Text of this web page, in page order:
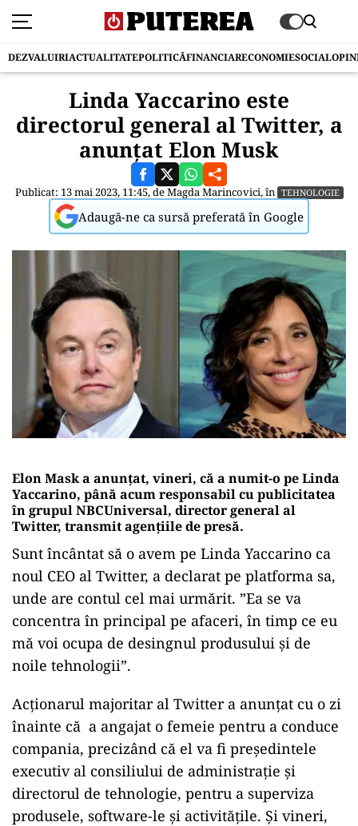
DEZVALUIRIACTUALITATEPOLITICĂFINANCIARECONOMIESOCIAL
Linda Yaccarino este
directorul general al Twitter, a
anunțat Elon Musk
Publicat: 13 mai 2023, 11:45, deMagda Marincovici, în TEHNOLOGIE
Adaugă-ne ca sursă preferată în Google
Elon Mask a anunțat, vineri, că a numit-o pe Linda
Yaccarino, până acum responsabil cu publicitatea
în grupul NBCUniversal, director general al
Twitter, transmit agențiile de presă.
Sunt încântat să o avem pe Linda Yaccarino ca
noul CEO al Twitter, a declarat pe platforma sa,
unde are contul cel mai urmărit. ”Ea se va
concentra în principal pe afaceri, în timp ce eu
mă voi ocupa de desingnul produsului și de
noile tehnologii”.
Acționarul majoritar al Twitter a anunțat cu o zi
înainte că a angajat o femeie pentru a conduce
compania, precizând că el va fi președintele
executiv al consiliului de administrație și
directorul de tehnologie, pentru a superviza
produsele, software-le și activitățile. Și vineri,